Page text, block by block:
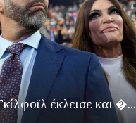
έκλεισε και �...